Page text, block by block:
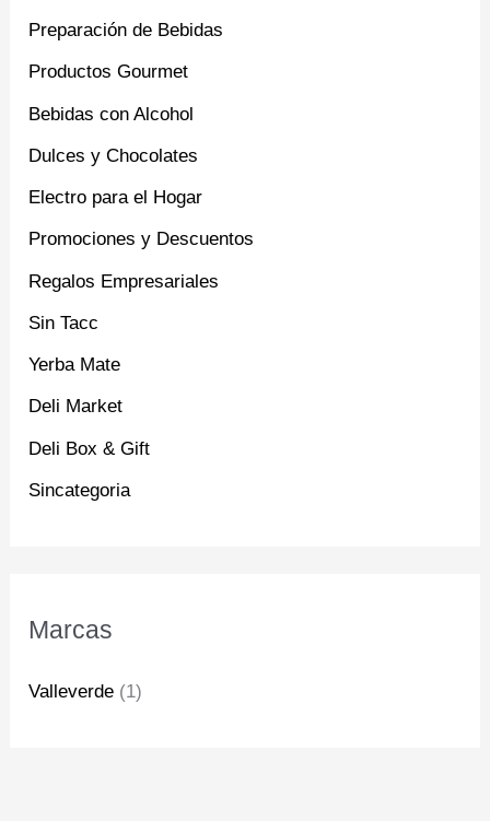
Preparación de Bebidas
Productos Gourmet
Bebidas con Alcohol
Dulces y Chocolates
Electro para el Hogar
Promociones y Descuentos
Regalos Empresariales
Sin Tacc
Yerba Mate
Deli Market
Deli Box & Gift
Sincategoria
Marcas
Valleverde (1)